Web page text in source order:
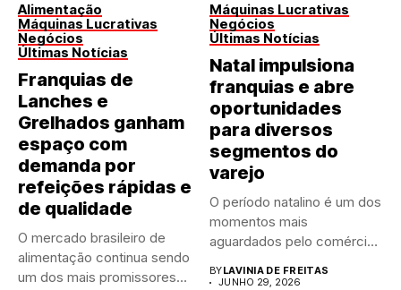
Alimentação
Máquinas Lucrativas
Negócios
Últimas Notícias
Franquias de
Lanches e
Grelhados ganham
espaço com
demanda por
refeições rápidas e
de qualidade
O mercado brasileiro de
alimentação continua sendo
um dos mais promissores
Máquinas Lucrativas
Negócios
Últimas Notícias
Natal impulsiona
franquias e abre
oportunidades
para diversos
segmentos do
varejo
O período natalino é um dos
momentos mais
aguardados pelo comércio
BYLAVINIA DE FREITAS
JUNHO 29, 2026